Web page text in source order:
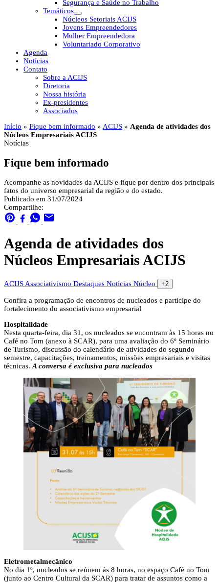
Segurança e Saúde no Trabalho
Temáticos
Núcleos Setoriais ACIJS
Jovens Empreendedores
Mulher Empreendedora
Voluntariado Corporativo
Agenda
Notícias
Contato
Sobre a ACIJS
Diretoria
Nossa história
Ex-presidentes
Associados
Início » Fique bem informado » ACIJS » Agenda de atividades dos
Núcleos Empresariais ACIJS
Notícias
Fique bem informado
Acompanhe as novidades da ACIJS e fique por dentro dos principais
fatos do universo empresarial da região e do estado.
Publicado em 31/07/2024
Compartilhe:
Agenda de atividades dos
Núcleos Empresariais ACIJS
ACIJS Associativismo Destaques Notícias Núcleo +2
Confira a programação de encontros de nucleados e participe do
fortalecimento do associativismo empresarial
Hospitalidade
Nesta quarta-feira, dia 31, os nucleados se encontram às 15 horas no
Café no Tom (anexo à SCAR), para uma avaliação do 6º Seminário
de Turismo, discussão do calendário de atividades do segundo
semestre, capacitações, treinamentos, missões empresariais e visitas
técnicas. A conversa é exclusiva para nucleados
Eletrometalmecânico
No dia 1º, nucleados se reúnem às 8 horas, no espaço Café no Tom
(junto ao Centro Cultural da SCAR) para tratar de assuntos como a